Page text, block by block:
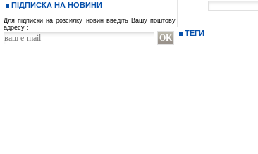
ТЕГИ
ПІДПИСКА НА НОВИНИ
Для підписки на розсилку новин введіть Вашу поштову
адресу :